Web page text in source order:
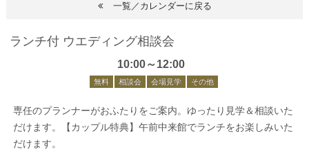
一覧／カレンダーに戻る
ランチ付 ウエディング相談会
10:00～12:00
無料 相談会 会場見学 その他
専任のプランナーがおふたりをご案内。ゆったり見学＆相談いた
だけます。【カップル特典】午前中来館でランチをお楽しみいた
だけます。